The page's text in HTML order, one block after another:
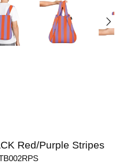
Red/Purple Stripes